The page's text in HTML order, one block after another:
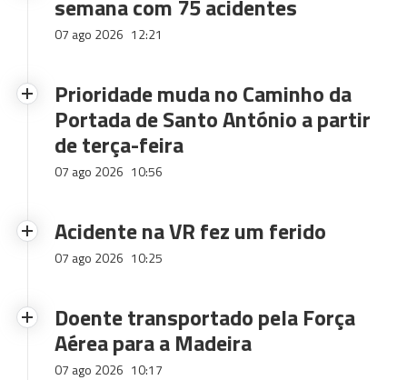
semana com 75 acidentes
07 ago 2026 12:21
Prioridade muda no Caminho da
Portada de Santo António a partir
de terça-feira
07 ago 2026 10:56
Acidente na VR fez um ferido
07 ago 2026 10:25
Doente transportado pela Força
Aérea para a Madeira
07 ago 2026 10:17